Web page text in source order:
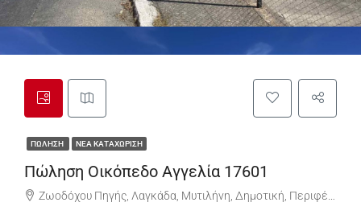
ΠΏΛΗΣΗ ΝΈΑ ΚΑΤΑΧΏΡΙΣΗ
Πώληση Οικόπεδο Αγγελία 17601
Ζωοδόχου Πηγής, Λαγκάδα, Μυτιλήνη, Δημοτική, Περιφέρεια Βόρειου Αιγαίου, 811 00, Ελλάδα